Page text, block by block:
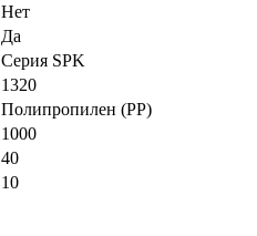
Нет
Да
Серия SPK
1320
Полипропилен (PP)
1000
40
10